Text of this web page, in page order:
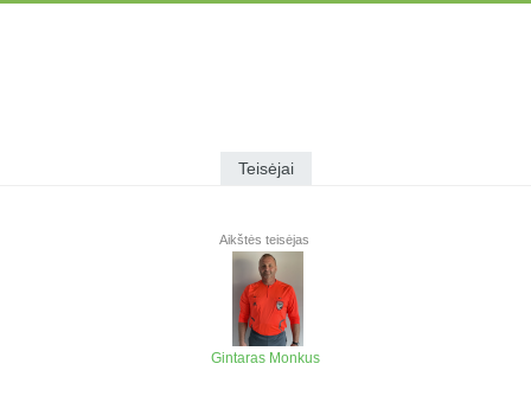
Teisėjai
Aikštės teisėjas
Gintaras Monkus